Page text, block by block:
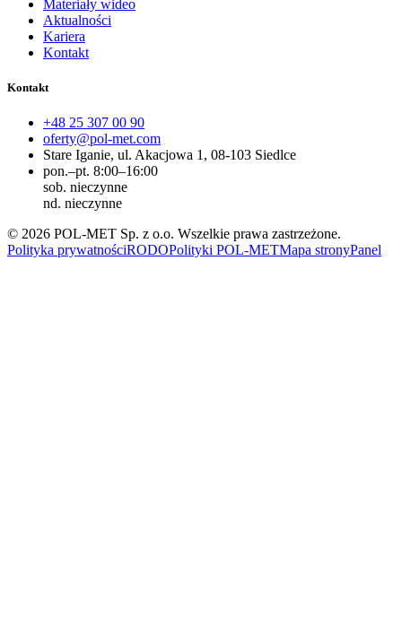
Materiały wideo
Aktualności
Kariera
Kontakt
Kontakt
+48 25 307 00 90
oferty@pol-met.com
Stare Iganie, ul. Akacjowa 1, 08-103 Siedlce
pon.–pt. 8:00–16:00
sob. nieczynne
nd. nieczynne
© 2026 POL-MET Sp. z o.o. Wszelkie prawa zastrzeżone.
Polityka prywatnościRODOPolityki POL-METMapa stronyPanel